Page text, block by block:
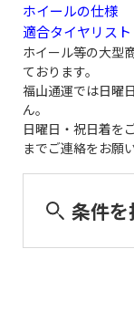
ホイールの仕様
適合タイヤリスト
ホイール等の大型
ております。
福山通運では日曜
ん。
日曜日・祝日着を
までご連絡をお願
条件